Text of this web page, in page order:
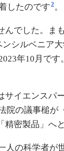
したのです2。
でした。
シルベニア
年10月で
イエンス
の議事槌
密製品」へ
の科学者